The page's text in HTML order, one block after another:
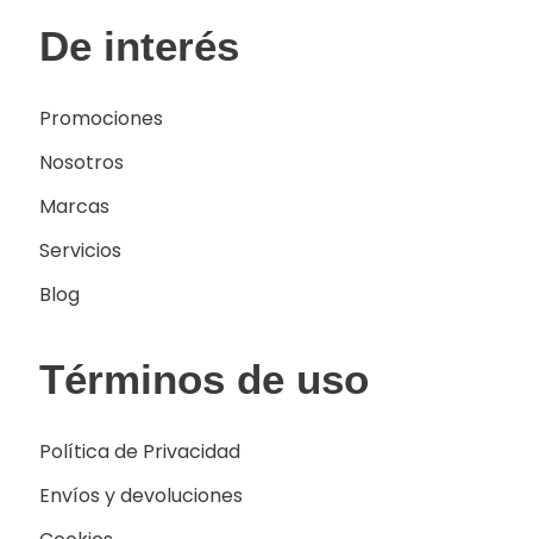
De interés
Promociones
Nosotros
Marcas
Servicios
Blog
Términos de uso
Política de Privacidad
Envíos y devoluciones